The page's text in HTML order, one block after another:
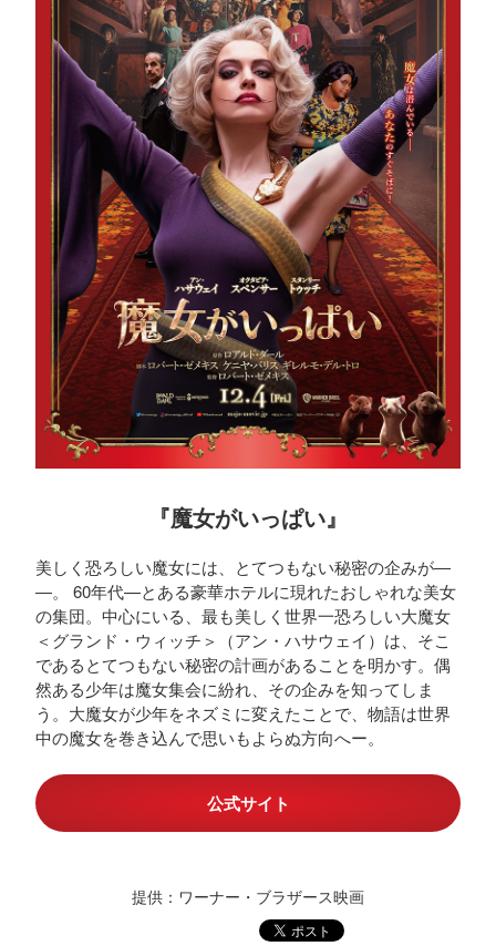
『魔女がいっぱい』
美しく恐ろしい魔女には、とてつもない秘密の企みが―
―。 60年代—とある豪華ホテルに現れたおしゃれな美女
の集団。中心にいる、最も美しく世界一恐ろしい大魔女
＜グランド・ウィッチ＞（アン・ハサウェイ）は、そこ
であるとてつもない秘密の計画があることを明かす。偶
然ある少年は魔女集会に紛れ、その企みを知ってしま
う。大魔女が少年をネズミに変えたことで、物語は世界
中の魔女を巻き込んで思いもよらぬ方向へー。
公式サイト
提供：ワーナー・ブラザース映画